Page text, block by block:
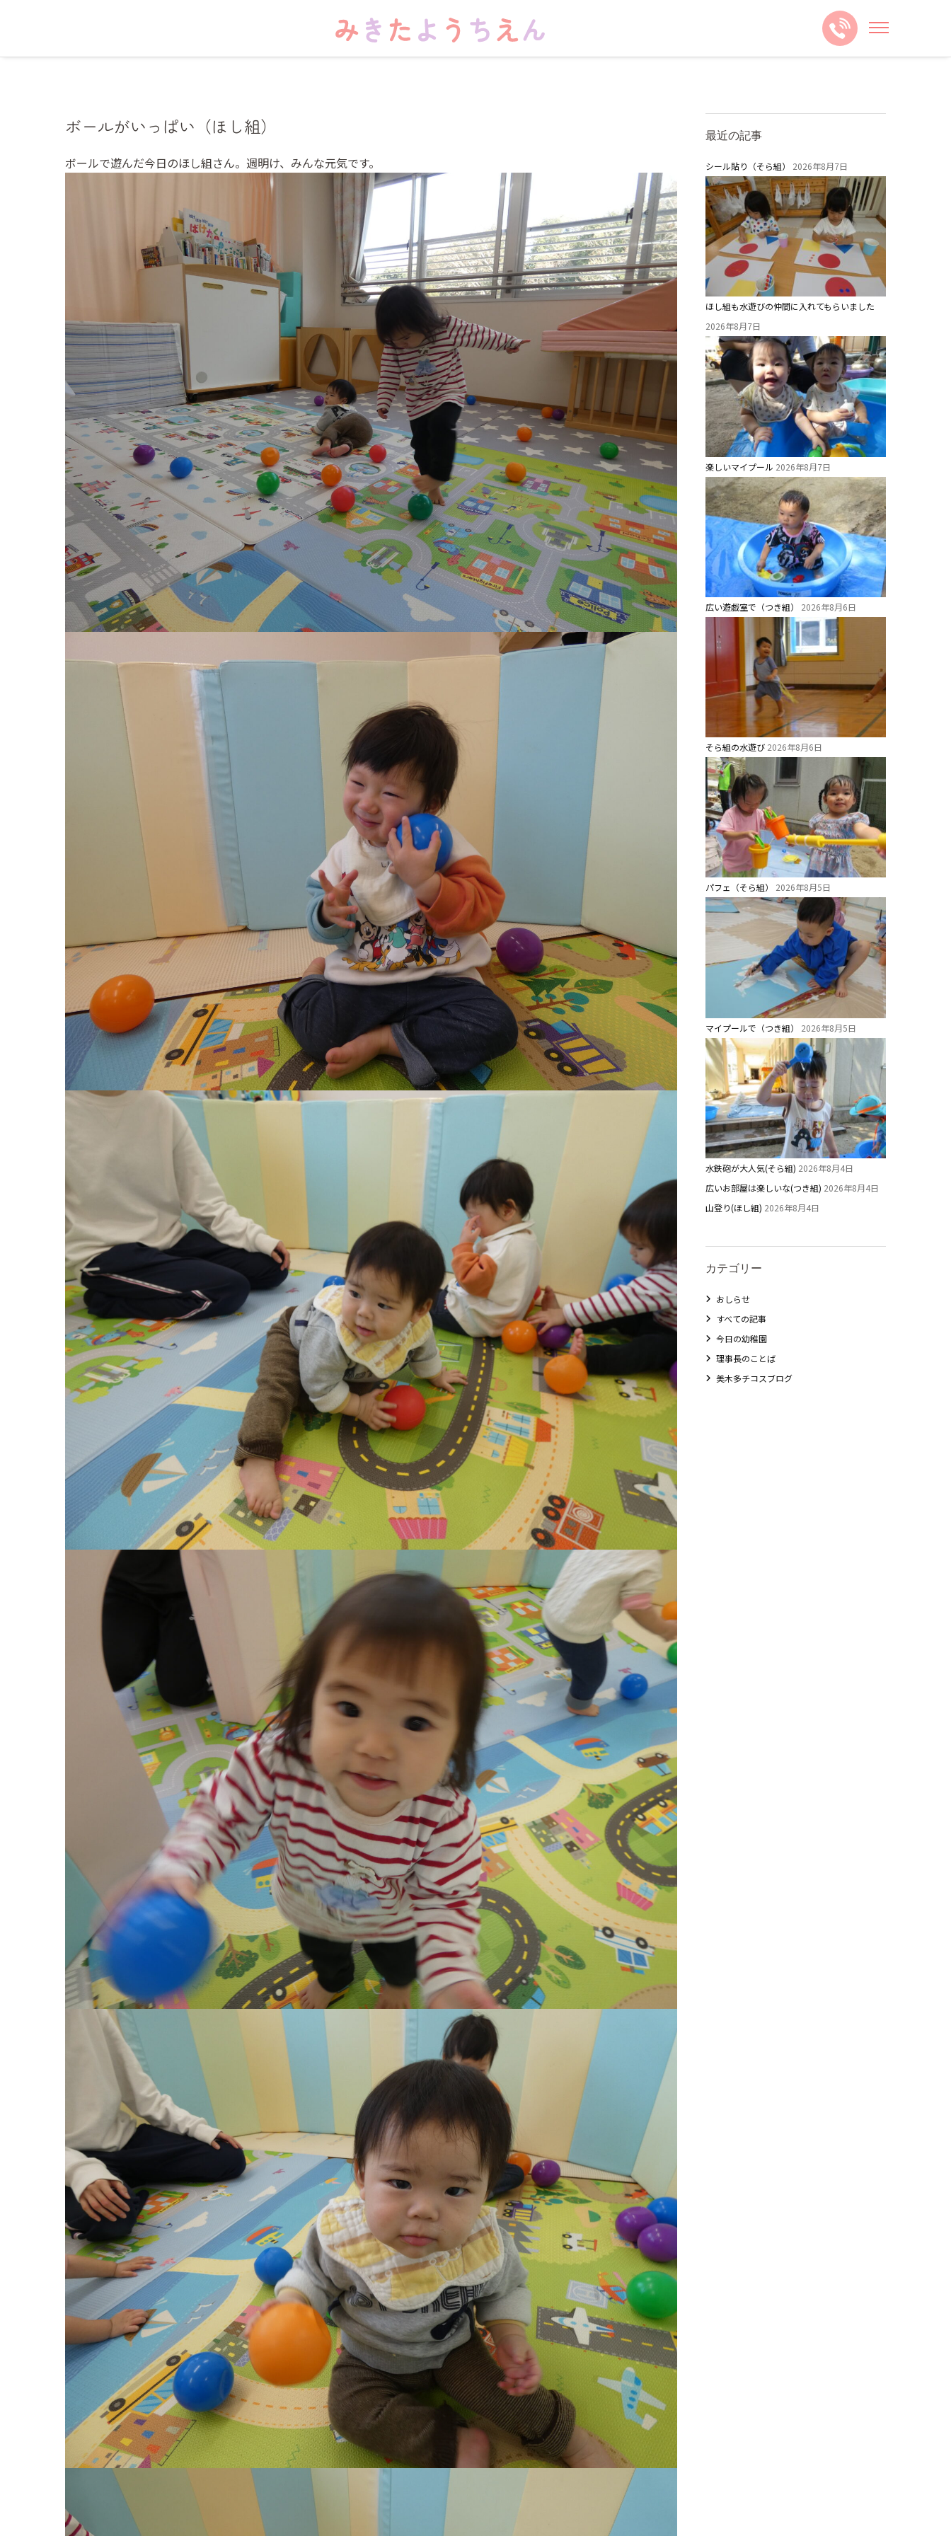
ボールがいっぱい（ほし組）
ボールで遊んだ今日のほし組さん。週明け、みんな元気です。
最近の記事
シール貼り（そら組） 2026年8月7日
ほし組も水遊びの仲間に入れてもらいました
2026年8月7日
楽しいマイプール 2026年8月7日
広い遊戯室で（つき組） 2026年8月6日
そら組の水遊び 2026年8月6日
パフェ（そら組） 2026年8月5日
マイプールで（つき組） 2026年8月5日
水鉄砲が大人気(そら組) 2026年8月4日
広いお部屋は楽しいな(つき組) 2026年8月4日
山登り(ほし組) 2026年8月4日
カテゴリー
おしらせ
すべての記事
今日の幼稚園
理事長のことば
美木多チコスブログ
今日の幼稚園 園児募集要項
教職員募集
園のこと
安⼼・安全対策
理事長のことば
教育と保育
美⽊多幼稚園の理想
園の1⽇
年間⾏事
預かり保育［ヒラソル ]
美⽊多チコス
美⽊多チコスについて
美⽊多チコスブログ
未就園児クラス
0歳親子登園［マカロンクラス ]
1歳・2歳親子登園［マリポサクラス ]
関係先リンク
学校法⼈鴨⾕学園 鳳幼稚園
学校法⼈諏訪森学園 諏訪森幼稚園
⼤阪府私⽴幼稚園連盟
社会福祉法人野田福祉会